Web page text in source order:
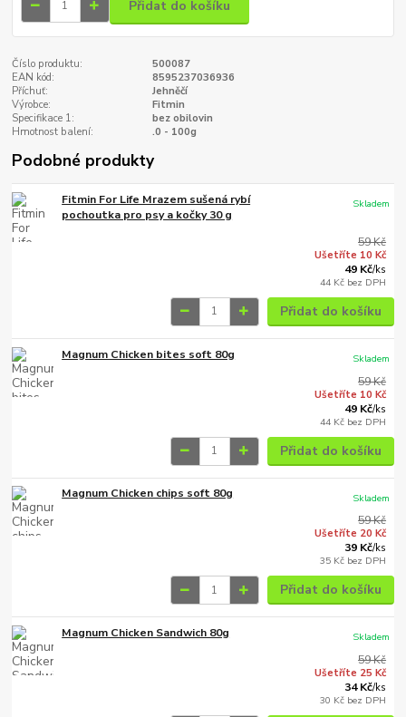
Přidat do košíku
Číslo produktu:
500087
EAN kód:
8595237036936
Příchuť:
Jehněčí
Výrobce:
Fitmin
Specifikace 1:
bez obilovin
Hmotnost balení:
.0 - 100g
Podobné produkty
Fitmin For Life Mrazem sušená rybí
pochoutka pro psy a kočky 30 g
59 Kč
Ušetříte 10 Kč
49 Kč/ks
44 Kč bez DPH
Skladem
Přidat do košíku
Magnum Chicken bites soft 80g
59 Kč
Ušetříte 10 Kč
49 Kč/ks
44 Kč bez DPH
Skladem
Přidat do košíku
Magnum Chicken chips soft 80g
59 Kč
Ušetříte 20 Kč
39 Kč/ks
35 Kč bez DPH
Skladem
Přidat do košíku
Magnum Chicken Sandwich 80g
59 Kč
Ušetříte 25 Kč
34 Kč/ks
30 Kč bez DPH
Skladem